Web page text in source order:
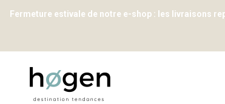
Fermeture estivale de notre e-shop : les livraisons